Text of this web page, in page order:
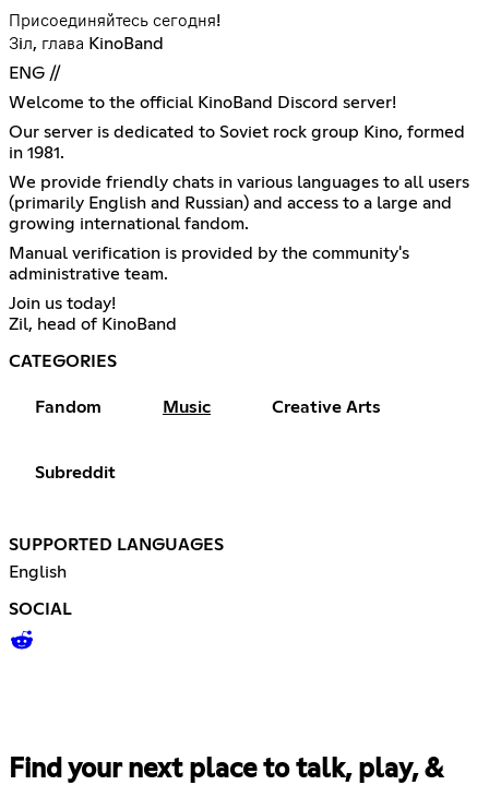
Присоединяйтесь сегодня!
Зiл, глава KinoBand
ENG //
Welcome to the official KinoBand Discord server!
Our server is dedicated to Soviet rock group Kino, formed
in 1981.
We provide friendly chats in various languages to all users
(primarily English and Russian) and access to a large and
growing international fandom.
Manual verification is provided by the community's
administrative team.
Join us today!
Zil, head of KinoBand
CATEGORIES
Fandom Music Creative Arts
Subreddit
SUPPORTED LANGUAGES
English
SOCIAL
Find your next place to talk, play, &